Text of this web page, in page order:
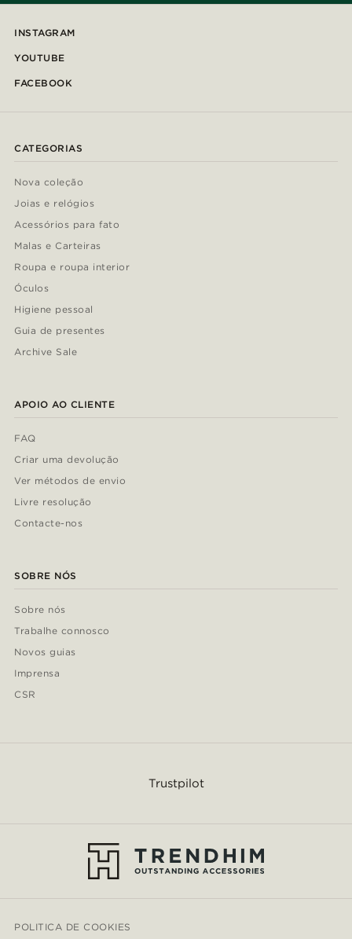
INSTAGRAM
YOUTUBE
FACEBOOK
CATEGORIAS
Nova coleção
Joias e relógios
Acessórios para fato
Malas e Carteiras
Roupa e roupa interior
Óculos
Higiene pessoal
Guia de presentes
Archive Sale
APOIO AO CLIENTE
FAQ
Criar uma devolução
Ver métodos de envio
Livre resolução
Contacte-nos
SOBRE NÓS
Sobre nós
Trabalhe connosco
Novos guias
Imprensa
CSR
Trustpilot
POLITICA DE COOKIES